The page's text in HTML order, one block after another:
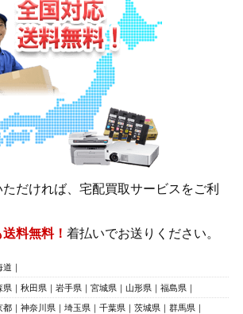
だければ、宅配買取サービスをご利
料無料！ 着払いでお送りください。
道
県 秋田県 岩手県 宮城県 山形県 福島県
都 神奈川県 埼玉県 千葉県 茨城県
群馬県